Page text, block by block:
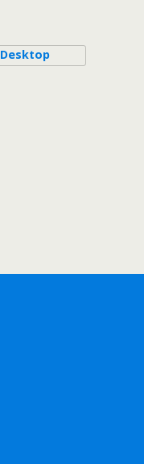
Desktop